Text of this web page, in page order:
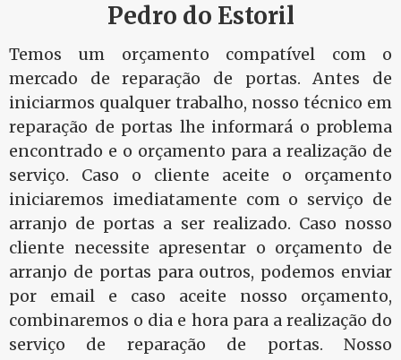
Pedro do Estoril
Temos um orçamento compatível com o
mercado de reparação de portas. Antes de
iniciarmos qualquer trabalho, nosso técnico em
reparação de portas lhe informará o problema
encontrado e o orçamento para a realização de
serviço. Caso o cliente aceite o orçamento
iniciaremos imediatamente com o serviço de
arranjo de portas a ser realizado. Caso nosso
cliente necessite apresentar o orçamento de
arranjo de portas para outros, podemos enviar
por email e caso aceite nosso orçamento,
combinaremos o dia e hora para a realização do
serviço de reparação de portas. Nosso